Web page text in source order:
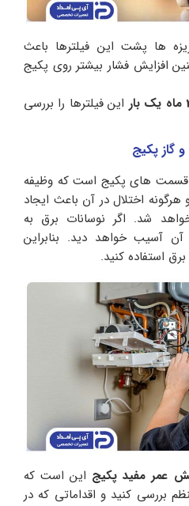
ها پشت این فیلترها باعث
افزایش فشار بیشتر روی پکیج
این فیلترها را بررسی
قسمت های پکیج است که وظیفه
هرگونه اختلال در آن باعث ایجاد
شد. اگر نوسانات برق به
آسیب خواهد دید. بنابراین
استفاده کنید.
عمر مفید پکیج این است که
بررسی کنید و اقداماتی که در